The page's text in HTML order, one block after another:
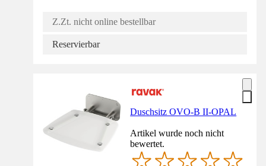
Z.Zt. nicht online bestellbar
Reservierbar
Duschsitz OVO-B II-OPAL
Artikel wurde noch nicht
bewertet.